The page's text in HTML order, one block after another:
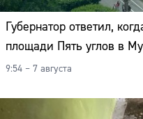
Губернатор ответил,
площади Пять углов в
9:54 – 7 августа